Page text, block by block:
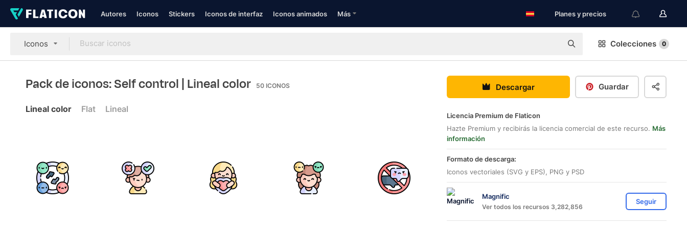
Autores Iconos Stickers Iconos de interfaz Iconos animados Más Planes y precios
Iconos Colecciones 0
Pack de iconos: Self control | Lineal color 50 ICONOS
Lineal color Flat Lineal
Descargar Guardar
Licencia Premium de Flaticon
Hazte Premium y recibirás la licencia comercial de este recurso. Más
información
Formato de descarga:
Iconos vectoriales (SVG y EPS), PNG y PSD
Magnific
Ver todos los recursos 3,282,856
Seguir